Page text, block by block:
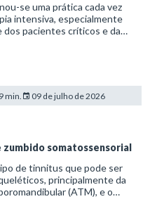
se uma prática cada vez
intensiva, especialmente
dos pacientes críticos e da
9 min. 09 de julho de 2026
somatossensorial
de tinnitus que pode ser
principalmente da
(ATM), e o